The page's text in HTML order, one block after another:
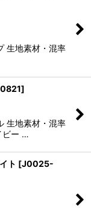
生地素材・混率
]
生地素材・混率
ビー …
ト [J0025-